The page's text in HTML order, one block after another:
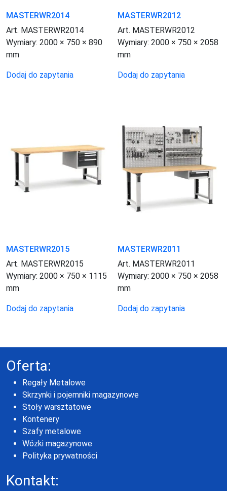
MASTERWR2014
Art. MASTERWR2014
Wymiary: 2000 × 750 × 890
mm
Dodaj do zapytania
MASTERWR2012
Art. MASTERWR2012
Wymiary:2000 × 750 × 2058
mm
Dodaj do zapytania
MASTERWR2015
Art. MASTERWR2015
Wymiary: 2000 × 750 × 1115
mm
Dodaj do zapytania
MASTERWR2011
Art. MASTERWR2011
Wymiary:2000 × 750 × 2058
mm
Dodaj do zapytania
Oferta:
Regały Metalowe
Skrzynki i pojemniki magazynowe
Stoły warsztatowe
Kontenery
Szafy metalowe
Wózki magazynowe
Polityka prywatności
Kontakt: